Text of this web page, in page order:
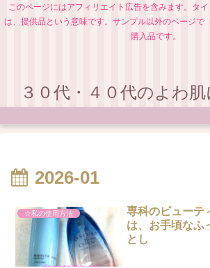
このページにはアフィリエイト広告を含みます。タ
は、提供品という意味です。サンプル以外のページで
購入品です。
３０代・４０代のよわ
2026-01
☆私の使用方法
専科のビューテ
は、お手頃なふ
とし